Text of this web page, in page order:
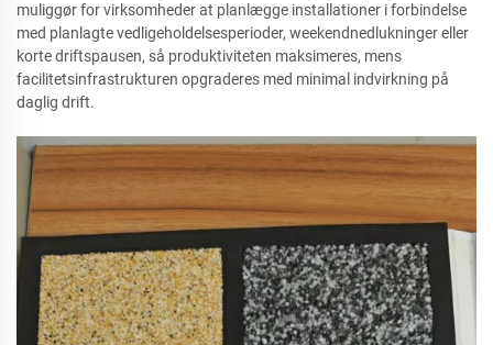
muliggør for virksomheder at planlægge installationer i forbindelse
med planlagte vedligeholdelsesperioder, weekendnedlukninger eller
korte driftspausen, så produktiviteten maksimeres, mens
facilitetsinfrastrukturen opgraderes med minimal indvirkning på
daglig drift.